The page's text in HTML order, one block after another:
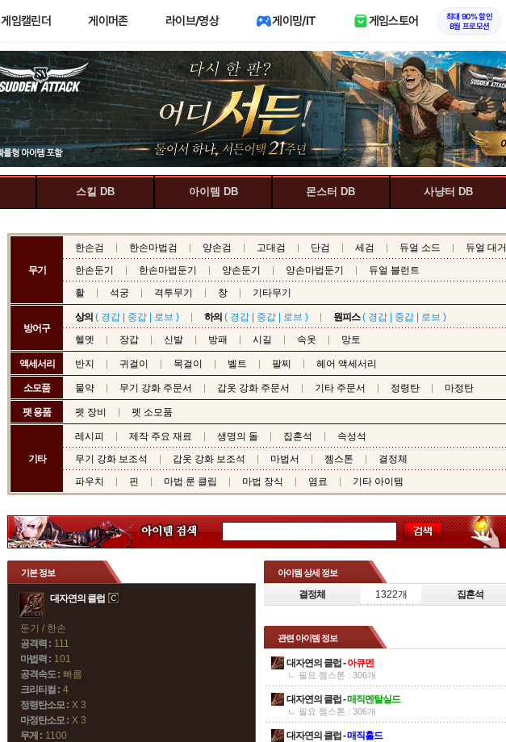
게임캘린더 게이머존 라이브/영상 게이밍/IT 게임스토어
최대 90% 할인
8월 프로모션
스킬 DB 아이템 DB 몬스터 DB 사냥터 DB
무기
한손검 한손마법검 양손검 고대검 단검 세검 듀얼 소드
듀얼 대거
한손둔기
한손마법둔기 양손둔기 양손마법둔기
듀얼 블런트
활
석궁 격투무기 창 기타무기
방어구
상의 ( 경갑 중갑 로브 ) 하의 ( 경갑 중갑 로브 ) 원피스( 경갑 중갑 로브 )
헬멧
장갑 신발 방패 시길 속옷 망토
액세서리 반지 귀걸이 목걸이 벨트 팔찌 헤어 액세서리
소모품 물약 무기 강화 주문서 갑옷 강화 주문서 기타 주문서 정령탄 마정탄
팻 용품 펫 장비 펫 소모품
기타
레시피 제작 주요 재료 생명의 돌 집혼석
속성석
무기 강화 보조석
갑옷 강화 보조석 마법서 젬스톤
결정체
파우치
핀 마법 룬 클립 마법 장식 염료 기타 아이템
기본 정보
대자연의 클럽
둔기 / 한손
공격력 : 111
마법력 : 101
공격속도 : 빠름
크리티컬 : 4
정령탄소모 : X 3
마정탄소모 : X 3
무게 : 1100
아이템 상세 정보
결정체 1322개 집혼석
관련 아이템 정보
대자연의 클럽 -아큐멘
ㄴ 필요 젬스톤 : 306개
대자연의 클럽 -매직멘탈실드
ㄴ 필요 젬스톤 : 306개
대자연의 클럽 -매직홀드